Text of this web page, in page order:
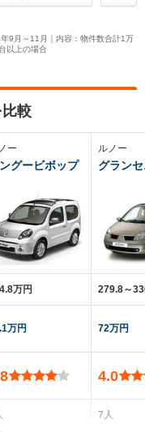
9月～11月｜内容：物件数合計1万
以上の場合
較
ー
グービボップ
万円
万円
ルノー
グラン
279.8～
72万円
4.0
7人